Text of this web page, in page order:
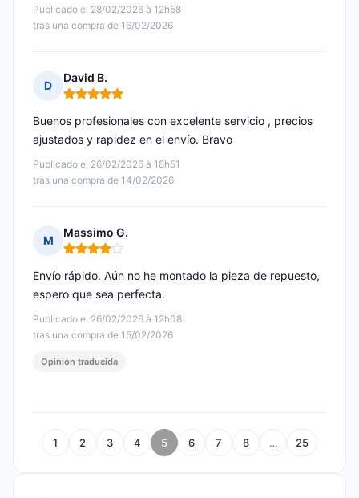
Publicado el 28/02/2026 à 12h58
tras una compra de 16/02/2026
D
David B.
Nota: 5 de 5
Publicado el 26/02/2026 à 18h51
tras una compra de 14/02/2026
Buenos profesionales con excelente servicio , precios
ajustados y rapidez en el envío. Bravo
M
Massimo G.
Nota: 4 de 5
Publicado el 26/02/2026 à 12h08
tras una compra de 15/02/2026
Envío rápido. Aún no he montado la pieza de repuesto,
espero que sea perfecta.
Opinión traducida
1 2 3 4 5 6 7 8 … 25